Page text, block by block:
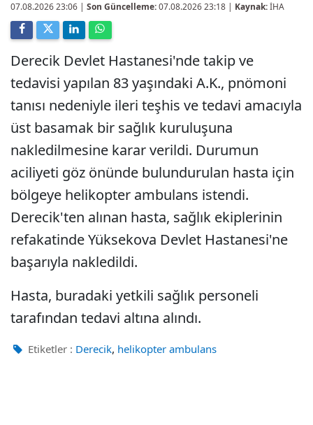
07.08.2026 23:06 | Son Güncelleme:07.08.2026 23:18 | Kaynak:İHA
Derecik Devlet Hastanesi'nde takip ve
tedavisi yapılan 83 yaşındaki A.K., pnömoni
tanısı nedeniyle ileri teşhis ve tedavi amacıyla
üst basamak bir sağlık kuruluşuna
nakledilmesine karar verildi. Durumun
aciliyeti göz önünde bulundurulan hasta için
bölgeye helikopter ambulans istendi.
Derecik'ten alınan hasta, sağlık ekiplerinin
refakatinde Yüksekova Devlet Hastanesi'ne
başarıyla nakledildi.
Hasta, buradaki yetkili sağlık personeli
tarafından tedavi altına alındı.
Etiketler : Derecik, helikopter ambulans